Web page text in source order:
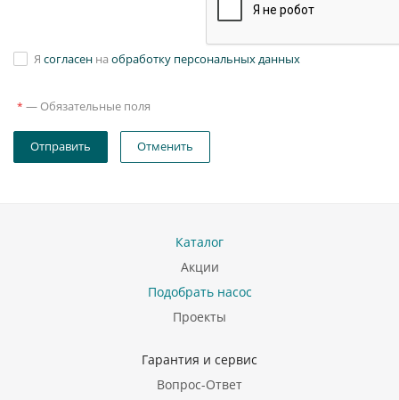
Я согласен на обработку персональных данных
* — Обязательные поля
Отправить Отменить
Каталог
Акции
Подобрать насос
Проекты
Гарантия и сервис
Вопрос-Ответ